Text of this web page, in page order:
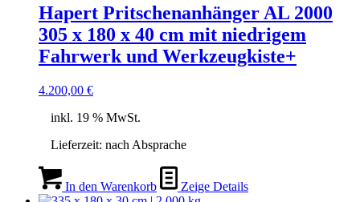
Hapert Pritschenanhänger AL 2000
305 x 180 x 40 cm mit niedrigem
Fahrwerk und Werkzeugkiste+
4.200,00 €
inkl. 19 % MwSt.
Lieferzeit: nach Absprache
In den Warenkorb Zeige Details